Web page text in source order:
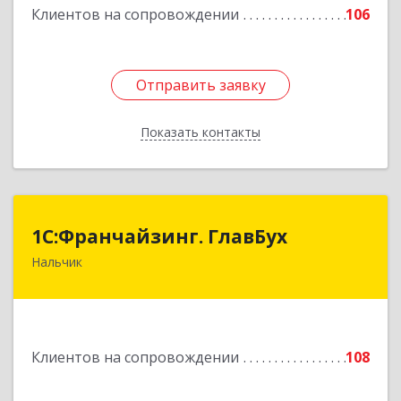
Клиентов на сопровождении 106
Отправить заявку
Показать контакты
Подробнее
Отправить заявку
Назад
1С:Франчайзинг. ГлавБух
Нальчик
Клиентов на сопровождении 108
1С:Франчайзинг. ГлавБух
360000, Кабардино-Балкарская Респ, Нальчик г,